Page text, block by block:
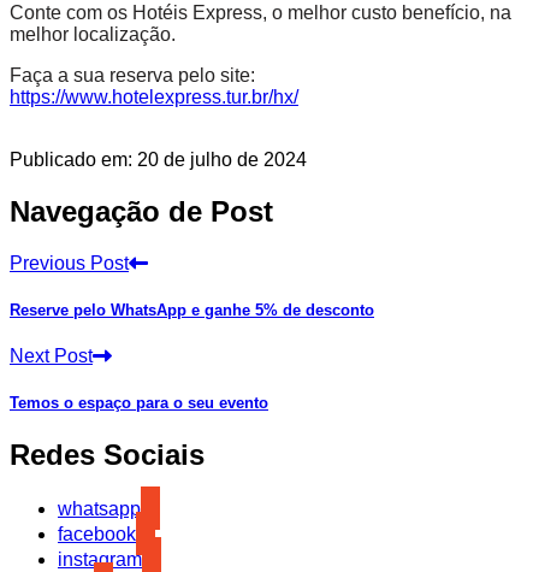
Conte com os Hotéis Express, o melhor custo benefício, na
melhor localização.
Faça a sua reserva pelo site:
https://www.hotelexpress.tur.br/hx/
Publicado em: 20 de julho de 2024
Navegação de Post
Previous Post
Reserve pelo WhatsApp e ganhe 5% de desconto
Next Post
Temos o espaço para o seu evento
Redes Sociais
whatsapp
facebook
instagram